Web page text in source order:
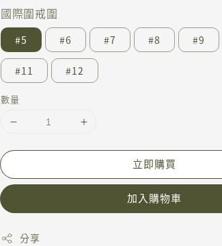
國際圍戒圍
#5 #6 #7 #8 #9
#11 #12
數量
立即購買
加入購物車
分享